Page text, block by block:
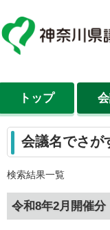
トップ
会議名でさが
検索結果一覧
令和8年2月開催分